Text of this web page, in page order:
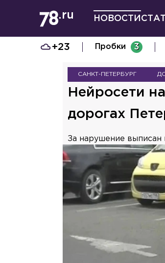
НОВОСТИ
+23 Пробки 3
САНКТ-ПЕТЕРБУРГ
Нейросети
дорогах
За нарушение выписан